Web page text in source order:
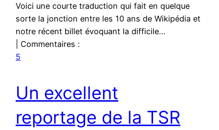
Voici une courte traduction qui fait en quelque
sorte la jonction entre les 10 ans de Wikipédia et
notre récent billet évoquant la difficile…
| Commentaires :
5
Un excellent
reportage de la TSR